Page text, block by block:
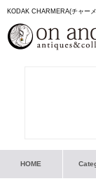
KODAK CHARMERA(チャー
HOME